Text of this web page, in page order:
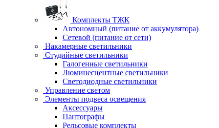
Комплекты ТЖК
Автономный (питание от аккумулятора)
Сетевой (питание от сети)
Накамерные светильники
Студийные светильники
Галогенные светильники
Люминесцентные светильники
Светодиодные светильники
Управление светом
Элементы подвеса освещения
Аксессуары
Пантографы
Рельсовые комплекты